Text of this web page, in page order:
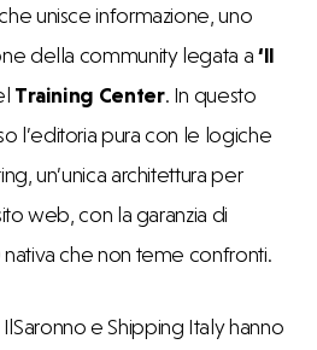
unisce informazione, uno
della community legata a‘Il
Training Center. In questo
l’editoria pura con le logiche
un’unica architettura per
web, con la garanzia di
nativa che non teme confronti.
IlSaronnoeShipping Italyhanno